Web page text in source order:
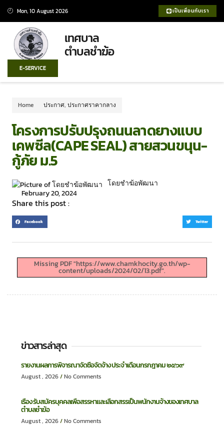
Mon, 10 August 2026 เป็นเพื่อนกับเรา
เทศบาล
ตำบลชำฆ้อ
E-SERVICE
Home ประกาศ, ประกาศราคากลาง
โครงการปรับปรุงถนนลาดยางแบบ
เคพซีล(CAPE SEAL) สายสวนขนุน-
กู้ภัย ม.5
โดยชำฆ้อพัฒนา
February 20, 2024
Share this post :
Facebook Twitter
Missing PDF "https://www.chamkhocity.go.th/wp-
content/uploads/2024/02/13.pdf".
ข่าวสารล่าสุด
รายงานผลการพิจารณาจัดซื้อจัดจ้าง ประจำเดือนกรกฎาคม ๒๕๖๙
August , 2026 No Comments
เรื่อง รับสมัครบุคคลเพื่อสรรหาและเลือกสรรเป็นพนักงานจ้างของเทศบาล
ตำบลชำฆ้อ
August , 2026 No Comments